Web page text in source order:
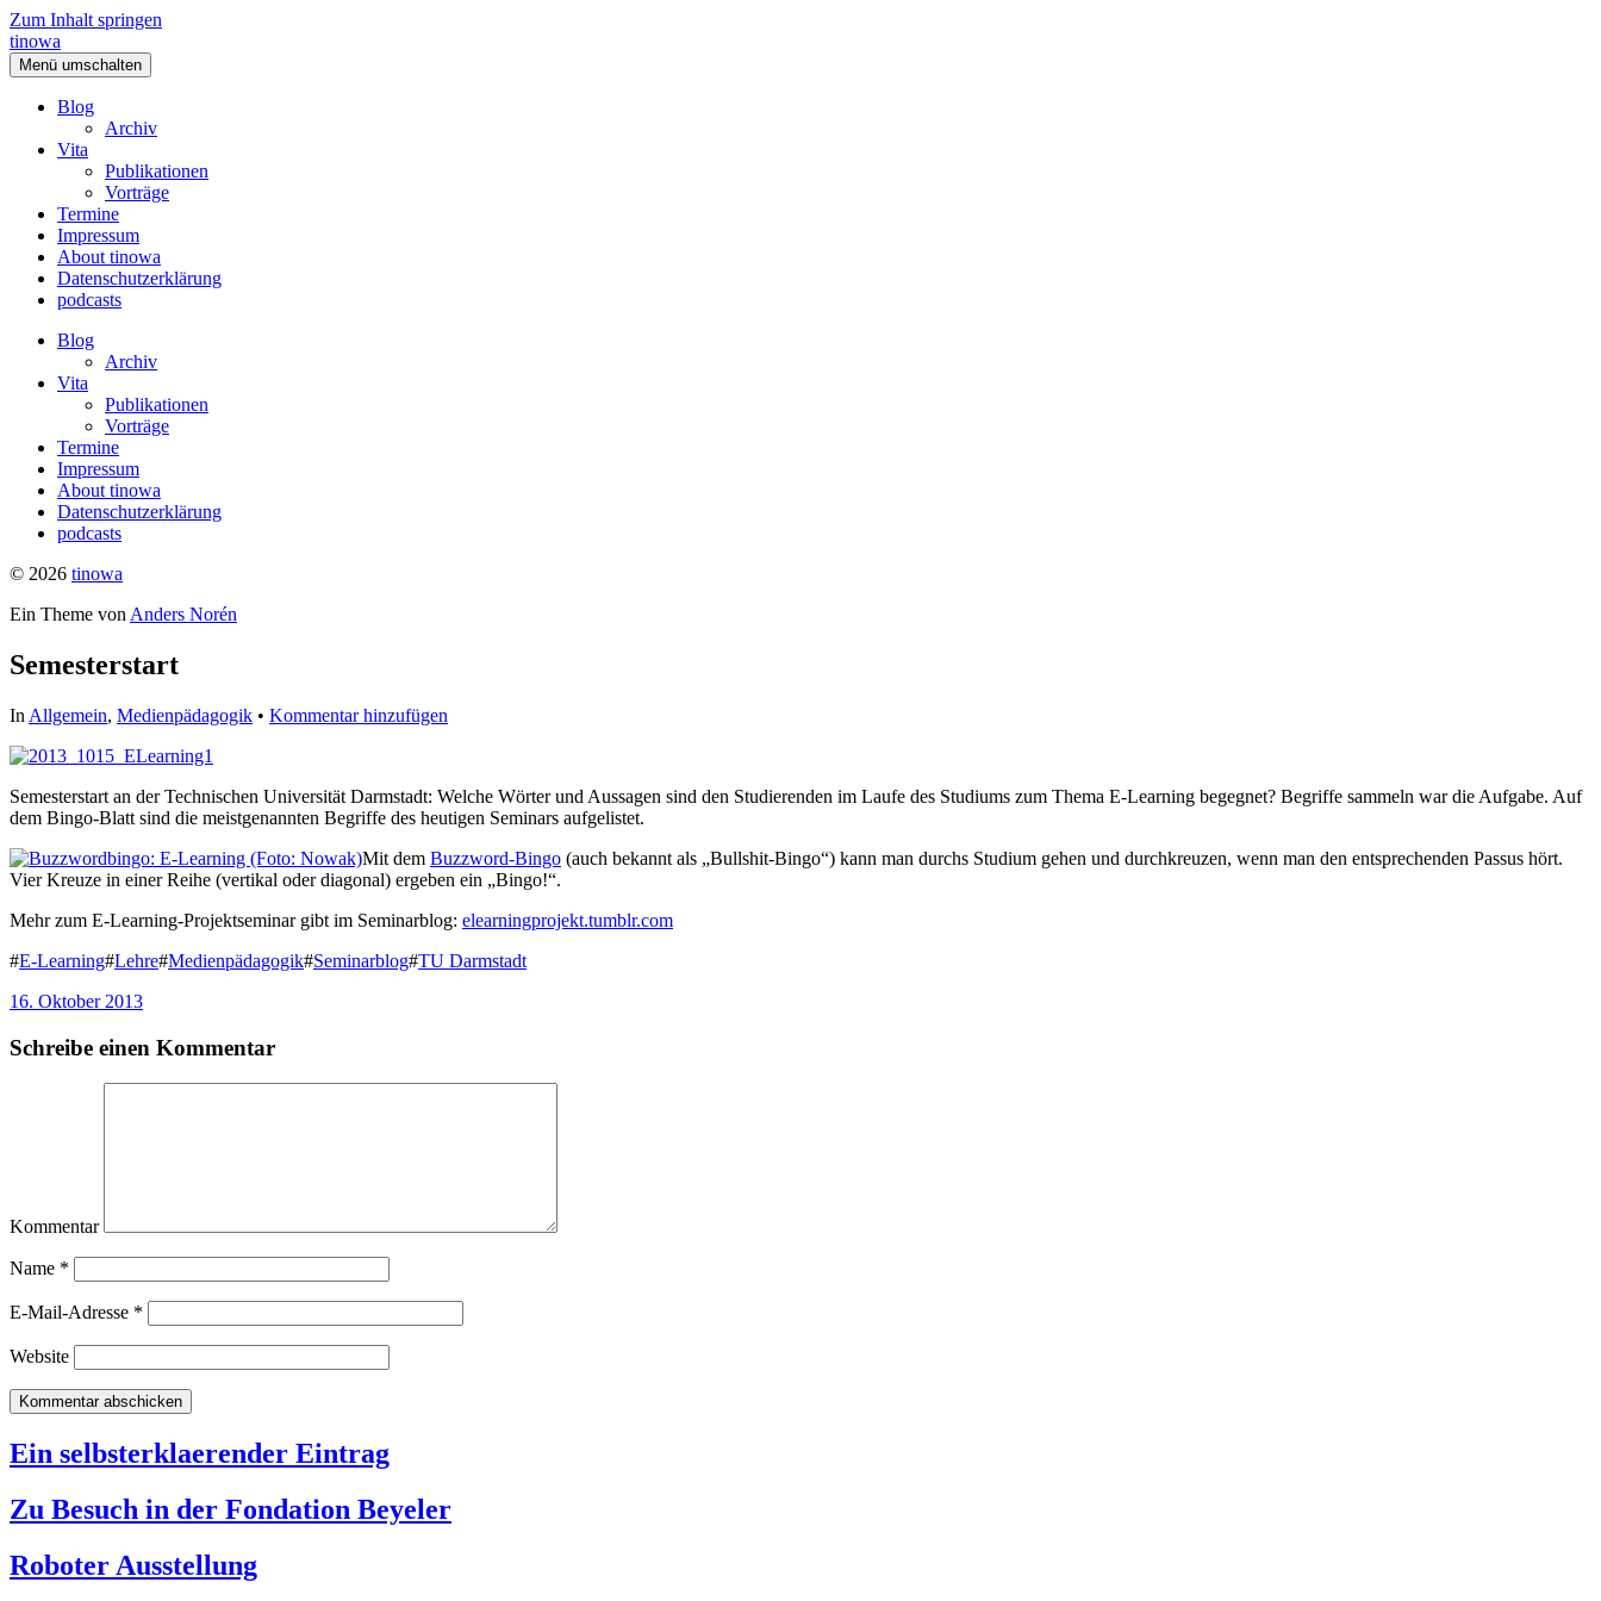
Zum Inhalt springen
tinowa
Menü umschalten
Blog
Archiv
Vita
Publikationen
Vorträge
Termine
Impressum
About tinowa
Datenschutzerklärung
podcasts
Blog
Archiv
Vita
Publikationen
Vorträge
Termine
Impressum
About tinowa
Datenschutzerklärung
podcasts
© 2026 tinowa
Ein Theme von Anders Norén
Semesterstart
In Allgemein, Medienpädagogik • Kommentar hinzufügen
Semesterstart an der Technischen Universität Darmstadt: Welche Wörter und Aussagen sind den Studierenden im Laufe des Studiums zum Thema E-Learning begegnet? Begriffe sammeln war die Aufgabe. Auf
dem Bingo-Blatt sind die meistgenannten Begriffe des heutigen Seminars aufgelistet.
Mit dem Buzzword-Bingo (auch bekannt als „Bullshit-Bingo“) kann man durchs Studium gehen und durchkreuzen, wenn man den entsprechenden Passus hört.
Vier Kreuze in einer Reihe (vertikal oder diagonal) ergeben ein „Bingo!“.
Mehr zum E-Learning-Projektseminar gibt im Seminarblog: elearningprojekt.tumblr.com
#E-Learning#Lehre#Medienpädagogik#Seminarblog#TU Darmstadt
16. Oktober 2013
Schreibe einen Kommentar
Kommentar
Name *
E-Mail-Adresse *
Website
Ein selbsterklaerender Eintrag
Zu Besuch in der Fondation Beyeler
Roboter Ausstellung